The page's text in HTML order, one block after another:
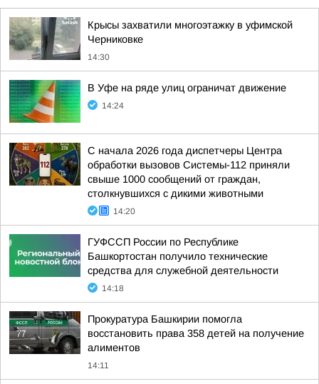
Крысы захватили многоэтажку в уфимской
Черниковке
14:30
В Уфе на ряде улиц ограничат движение
14:24
С начала 2026 года диспетчеры Центра
обработки вызовов Системы-112 приняли
свыше 1000 сообщений от граждан,
столкнувшихся с дикими животными
14:20
ГУФССП России по Республике
Башкортостан получило технические
средства для служебной деятельности
14:18
Прокуратура Башкирии помогла
восстановить права 358 детей на получение
алиментов
14:11